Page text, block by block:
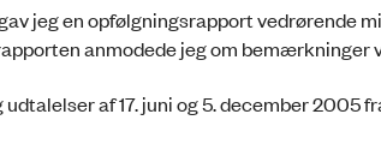
jeg en opfølgningsrapport vedrørende
anmodede jeg om bemærkninger
af 17. juni og 5. december